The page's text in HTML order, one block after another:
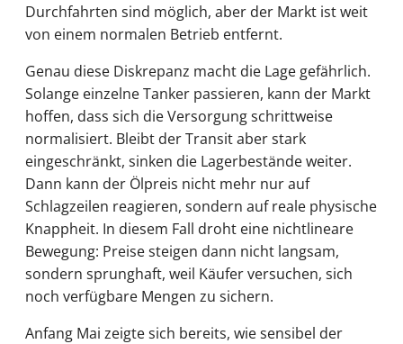
Durchfahrten sind möglich, aber der Markt ist weit
von einem normalen Betrieb entfernt.
Genau diese Diskrepanz macht die Lage gefährlich.
Solange einzelne Tanker passieren, kann der Markt
hoffen, dass sich die Versorgung schrittweise
normalisiert. Bleibt der Transit aber stark
eingeschränkt, sinken die Lagerbestände weiter.
Dann kann der Ölpreis nicht mehr nur auf
Schlagzeilen reagieren, sondern auf reale physische
Knappheit. In diesem Fall droht eine nichtlineare
Bewegung: Preise steigen dann nicht langsam,
sondern sprunghaft, weil Käufer versuchen, sich
noch verfügbare Mengen zu sichern.
Anfang Mai zeigte sich bereits, wie sensibel der